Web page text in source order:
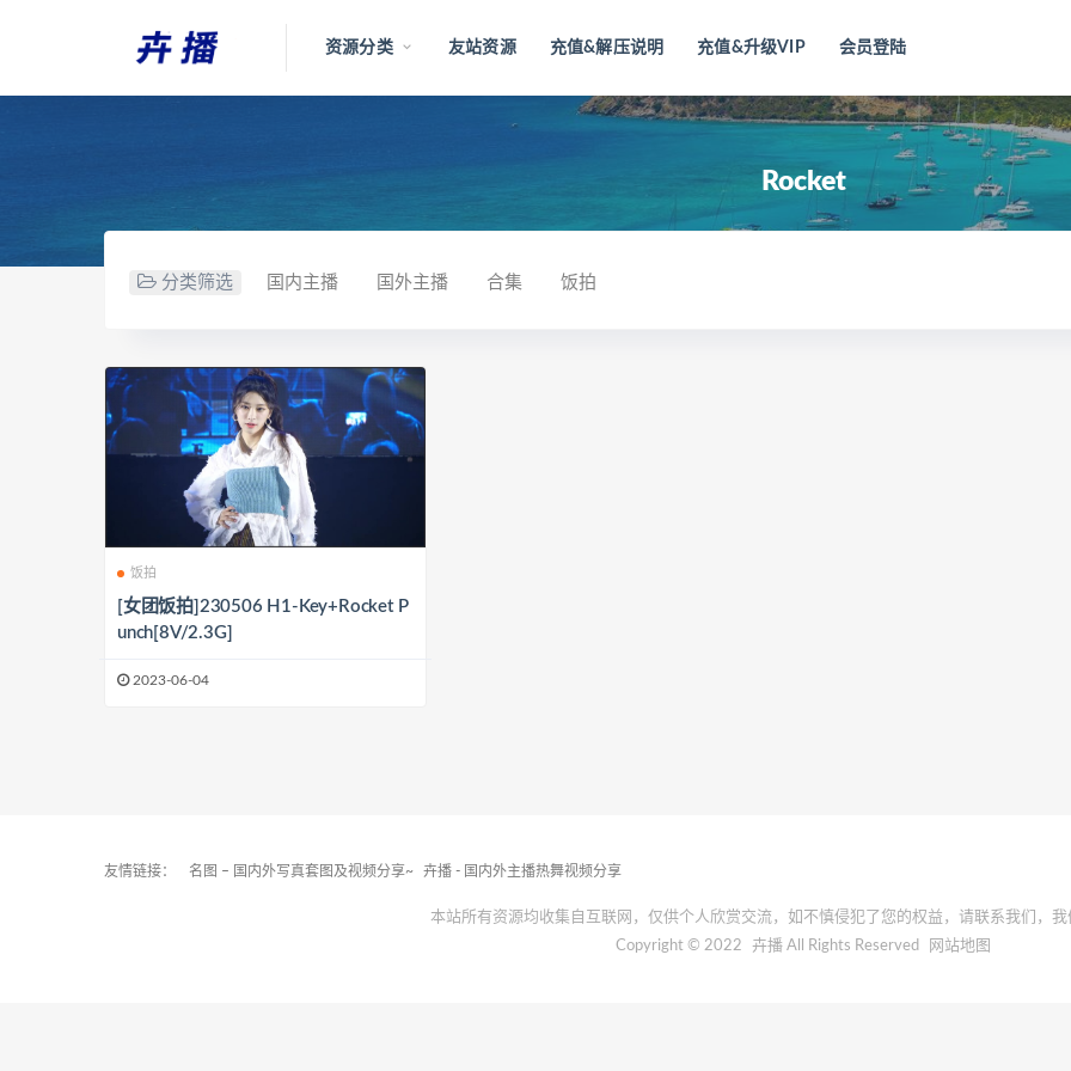
资源分类 友站资源 充值&解压说明 充值&升级VIP 会员登陆
Rocket
分类筛选 国内主播 国外主播 合集 饭拍
饭拍
[女团饭拍]230506 H1-Key+Rocket P
unch[8V/2.3G]
2023-06-04
友情链接： 名图 – 国内外写真套图及视频分享~ 卉播 - 国内外主播热舞视频分享
本站所有资源均收集自互联网，仅供个人欣赏交流，如不慎侵犯了您的权益，请联系我们，我
Copyright © 2022
卉播 All Rights Reserved 网站地图